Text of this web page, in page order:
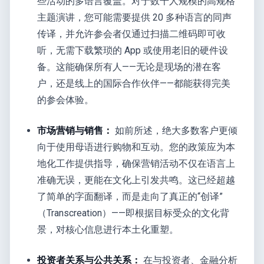
主题演讲，您可能需要提供 20 多种语言的同声
传译，并允许参会者仅通过扫描二维码即可收
听，无需下载繁琐的 App 或使用老旧的硬件设
备。这能确保所有人——无论是现场的潜在客
户，还是线上的国际合作伙伴——都能获得完美
的参会体验。
市场营销与销售： 如前所述，绝大多数客户更倾
向于使用母语进行购物和互动。您的政策应为本
地化工作提供指导，确保营销活动不仅在语言上
准确无误，更能在文化上引发共鸣。这已经超越
了简单的字面翻译，而是走向了真正的“创译”
（Transcreation）——即根据目标受众的文化背
景，对核心信息进行本土化重塑。
投资者关系与公共关系： 在与投资者、金融分析